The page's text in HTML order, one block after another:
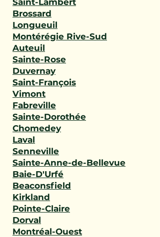
Saint-Lambert
Brossard
Longueuil
Montérégie Rive-Sud
Auteuil
Sainte-Rose
Duvernay
Saint-François
Vimont
Fabreville
Sainte-Dorothée
Chomedey
Laval
Senneville
Sainte-Anne-de-Bellevue
Baie-D'Urfé
Beaconsfield
Kirkland
Pointe-Claire
Dorval
Montréal-Ouest